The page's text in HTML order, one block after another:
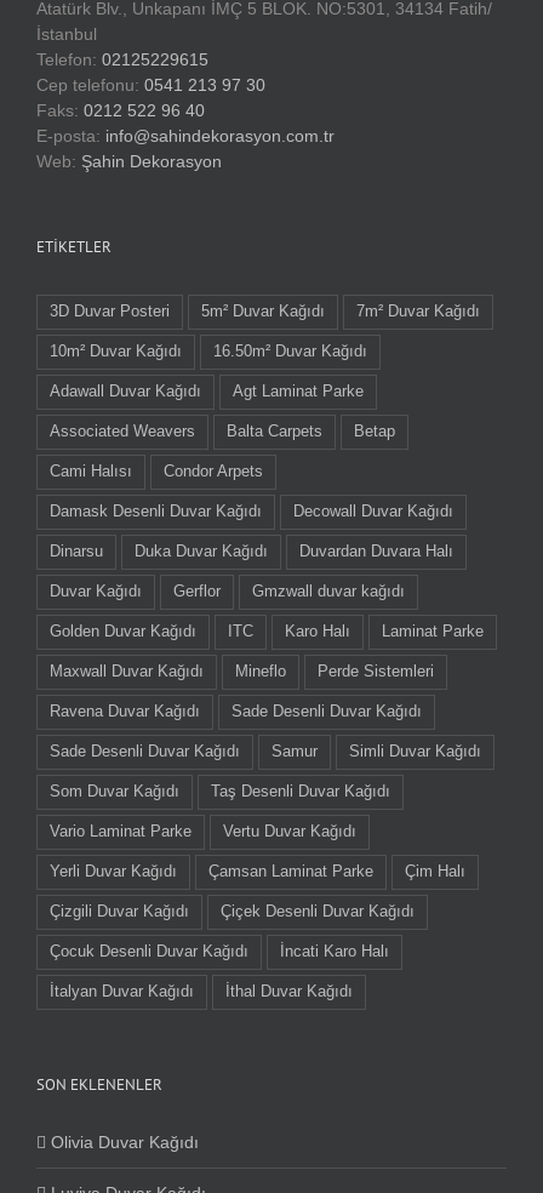
Atatürk Blv., Unkapanı İMÇ 5 BLOK. NO:5301, 34134 Fatih/
İstanbul
Telefon: 02125229615
Cep telefonu: 0541 213 97 30
Faks: 0212 522 96 40
E-posta: info@sahindekorasyon.com.tr
Web: Şahin Dekorasyon
ETIKETLER
3D Duvar Posteri 5m² Duvar Kağıdı 7m² Duvar Kağıdı
10m² Duvar Kağıdı 16.50m² Duvar Kağıdı
Adawall Duvar Kağıdı Agt Laminat Parke
Associated Weavers Balta Carpets Betap
Cami Halısı Condor Arpets
Damask Desenli Duvar Kağıdı Decowall Duvar Kağıdı
Dinarsu Duka Duvar Kağıdı Duvardan Duvara Halı
Duvar Kağıdı Gerflor Gmzwall duvar kağıdı
Golden Duvar Kağıdı ITC Karo Halı Laminat Parke
Maxwall Duvar Kağıdı Mineflo Perde Sistemleri
Ravena Duvar Kağıdı Sade Desenli Duvar Kağıdı
Sade Desenli Duvar Kağıdı Samur Simli Duvar Kağıdı
Som Duvar Kağıdı Taş Desenli Duvar Kağıdı
Vario Laminat Parke Vertu Duvar Kağıdı
Yerli Duvar Kağıdı Çamsan Laminat Parke Çim Halı
Çizgili Duvar Kağıdı Çiçek Desenli Duvar Kağıdı
Çocuk Desenli Duvar Kağıdı İncati Karo Halı
İtalyan Duvar Kağıdı İthal Duvar Kağıdı
SON EKLENENLER
Olivia Duvar Kağıdı